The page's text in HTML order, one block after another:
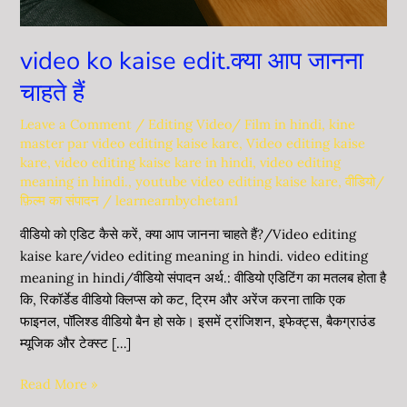
video ko kaise edit.क्या आप जानना
चाहते हैं
Leave a Comment / Editing Video/ Film in hindi,kine
master par video editing kaise kare,Video editing kaise
kare,video editing kaise kare in hindi,video editing
meaning in hindi.,youtube video editing kaise kare,वीडियो/
फ़िल्म का संपादन /learnearnbychetan1
वीडियो को एडिट कैसे करें, क्या आप जानना चाहते हैं?/Video editing
kaise kare/video editing meaning in hindi. video editing
meaning in hindi/वीडियो संपादन अर्थ.: वीडियो एडिटिंग का मतलब होता है
कि, रिकॉर्डेड वीडियो क्लिप्स को कट, ट्रिम और अरेंज करना ताकि एक
फाइनल, पॉलिश्ड वीडियो बैन हो सके। इसमें ट्रांजिशन, इफेक्ट्स, बैकग्राउंड
म्यूजिक और टेक्स्ट […]
Read More »